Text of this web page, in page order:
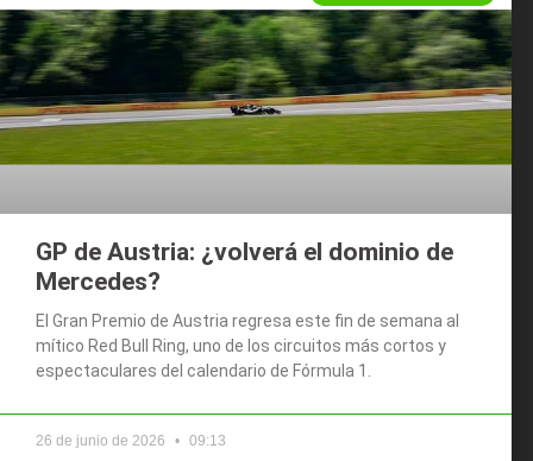
GP de Austria: ¿volverá el dominio de
Mercedes?
El Gran Premio de Austria regresa este fin de semana al
mítico Red Bull Ring, uno de los circuitos más cortos y
espectaculares del calendario de Fórmula 1.
26 de junio de 2026 09:13